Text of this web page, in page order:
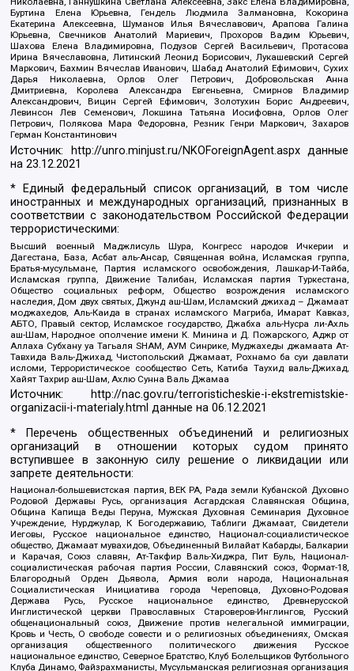
Буртина Елена Юрьевна, Гендель Людмила Залмановна, Кокорина
Екатерина Алексеевна, Шуманов Илья Вячеславович, Арапова Галина
Юрьевна, Свечников Анатолий Мариевич, Прохоров Вадим Юрьевич,
Шахова Елена Владимировна, Подузов Сергей Васильевич, Протасова
Ирина Вячеславовна, Литинский Леонид Борисович, Лукашевский Сергей
Маркович, Бахмин Вячеслав Иванович, Шабад Анатолий Ефимович, Сухих
Дарья Николаевна, Орлов Олег Петрович, Добровольская Анна
Дмитриевна, Королева Александра Евгеньевна, Смирнов Владимир
Александрович, Вицин Сергей Ефимович, Золотухин Борис Андреевич,
Левинсон Лев Семенович, Локшина Татьяна Иосифовна, Орлов Олег
Петрович, Полякова Мара Федоровна, Резник Генри Маркович, Захаров
Герман Константинович
Источник: http://unro.minjust.ru/NKOForeignAgent.aspxданные
на23.12.2021
* Единый федеральный список организаций, в том числе
иностранных и международных организаций, признанных в
соответствии с законодательством Российской Федерации
террористическими:
Высший военный Маджлисуль Шура, Конгресс народов Ичкерии и
Дагестана, База, Асбат аль-Ансар, Священная война, Исламская группа,
Братья-мусульмане, Партия исламского освобождения, Лашкар-И-Тайба,
Исламская группа, Движение Талибан, Исламская партия Туркестана,
Общество социальных реформ, Общество возрождения исламского
наследия, Дом двух святых, Джунд аш-Шам, Исламский джихад – Джамаат
моджахедов, Аль-Каида в странах исламского Магриба, Имарат Кавказ,
АБТО, Правый сектор, Исламское государство, Джабха аль-Нусра ли-Ахль
аш-Шам, Народное ополчение имени К. Минина и Д. Пожарского, Аджр от
Аллаха Субхану уа Тагьаля SHAM, АУМ Синрике, Муджахеды джамаата Ат-
Тавхида Валь-Джихад, Чистопольский Джамаат, Рохнамо ба суи давлати
исломи, Террористическое сообщество Сеть, Катиба Таухид валь-Джихад,
Хайят Тахрир аш-Шам, Ахлю Сунна Валь Джамаа
Источник:
http://nac.gov.ru/terroristicheskie-i-ekstremistskie-
organizacii-i-materialy.html данные на06.12.2021
* Перечень общественных объединений и религиозных
организаций в отношении которых судом принято
вступившее в законную силу решение о ликвидации или
запрете деятельности:
Национал-большевистская партия, ВЕК РА, Рада земли Кубанской Духовно
Родовой Державы Русь, организация Асгардская Славянская Община,
Община Капища Веды Перуна, Мужская Духовная Семинария Духовное
Учреждение, Нурджулар, К Богодержавию, Таблиги Джамаат, Свидетели
Иеговы, Русское национальное единство, Национал-социалистическое
общество, Джамаат мувахидов, Объединенный Вилайат Кабарды, Балкарии
и Карачая, Союз славян, Ат-Такфир Валь-Хиджра, Пит Буль, Национал-
социалистическая рабочая партия России, Славянский союз, Формат-18,
Благородный Орден Дьявола, Армия воли народа, Национальная
Социалистическая Инициатива города Череповца, Духовно-Родовая
Держава Русь, Русское национальное единство, Древнерусской
Инглистической церкви Православных Староверов-Инглингов, Русский
общенациональный союз, Движение против нелегальной иммиграции,
Кровь и Честь, О свободе совести и о религиозных объединениях, Омская
организация общественного политического движения Русское
национальное единство, Северное Братство, Клуб Болельщиков Футбольного
Клуба Динамо, Файзрахманисты, Мусульманская религиозная организация